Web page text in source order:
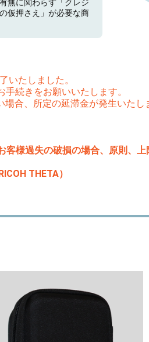
無に関わらず「クレジ
仮押さえ」が必要な商
いたしました。
続きをお願いいたします。
合、所定の延滞金が発生いたし
様過失の破損の場合、原則、
THETA）